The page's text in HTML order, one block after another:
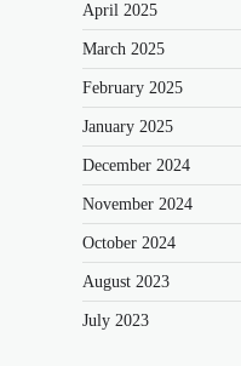
April 2025
March 2025
February 2025
January 2025
December 2024
November 2024
October 2024
August 2023
July 2023